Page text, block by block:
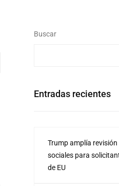
Buscar
Entradas recientes
Trump amplía revisión
sociales para
de EU